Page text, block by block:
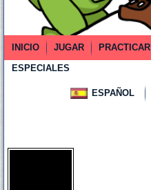
INICIO JUGAR PRACTICAR
ESPECIALES
ESPAÑOL